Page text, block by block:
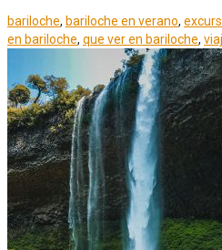
bariloche, bariloche en verano,
en bariloche, que ver en bariloche,